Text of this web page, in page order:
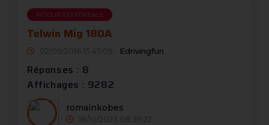
RETOUR D'EXPÉRIENCE
Telwin Mig 180A
02/09/2016 13:45:09 - Edrivingfun
Réponses : 8
Affichages : 9282
romainkobes
18/10/2023 08:39:22